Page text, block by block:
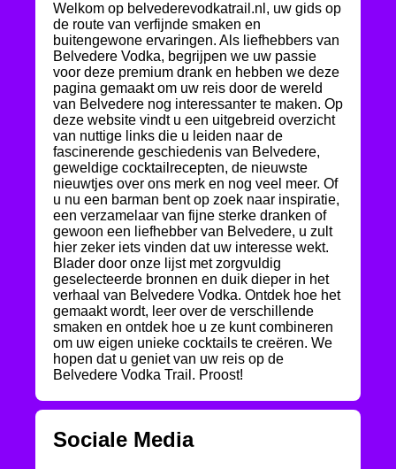
Welkom op belvederevodkatrail.nl, uw gids op
de route van verfijnde smaken en
buitengewone ervaringen. Als liefhebbers van
Belvedere Vodka, begrijpen we uw passie
voor deze premium drank en hebben we deze
pagina gemaakt om uw reis door de wereld
van Belvedere nog interessanter te maken. Op
deze website vindt u een uitgebreid overzicht
van nuttige links die u leiden naar de
fascinerende geschiedenis van Belvedere,
geweldige cocktailrecepten, de nieuwste
nieuwtjes over ons merk en nog veel meer. Of
u nu een barman bent op zoek naar inspiratie,
een verzamelaar van fijne sterke dranken of
gewoon een liefhebber van Belvedere, u zult
hier zeker iets vinden dat uw interesse wekt.
Blader door onze lijst met zorgvuldig
geselecteerde bronnen en duik dieper in het
verhaal van Belvedere Vodka. Ontdek hoe het
gemaakt wordt, leer over de verschillende
smaken en ontdek hoe u ze kunt combineren
om uw eigen unieke cocktails te creëren. We
hopen dat u geniet van uw reis op de
Belvedere Vodka Trail. Proost!
Sociale Media